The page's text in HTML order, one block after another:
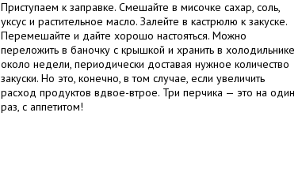
Приступаем к заправке. Смешайте в мисочке сахар, соль,
уксус и растительное масло. Залейте в кастрюлю к закуске.
Перемешайте и дайте хорошо настояться. Можно
переложить в баночку с крышкой и хранить в холодильнике
около недели, периодически доставая нужное количество
закуски. Но это, конечно, в том случае, если увеличить
расход продуктов вдвое-втрое. Три перчика — это на один
раз, с аппетитом!